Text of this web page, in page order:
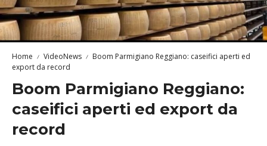
Home VideoNews
Boom Parmigiano Reggiano: caseifici aperti ed
export da record
Boom Parmigiano Reggiano:
caseifici aperti ed export da
record